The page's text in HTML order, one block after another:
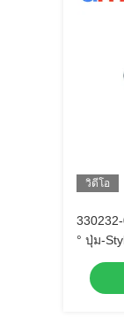
วิดีโอ
° ปุ่ม-